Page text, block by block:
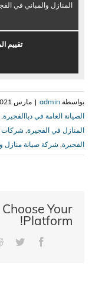
المنازل والمباني في
تقييم
بواسطة admin
| مارس 29th, 2021
الصيانة العامة في دباالفجيرة,
المنازل في الفجيرة, شركات
الفجيرة, شركة صيانة منازل
Your
Platform!
Facebook